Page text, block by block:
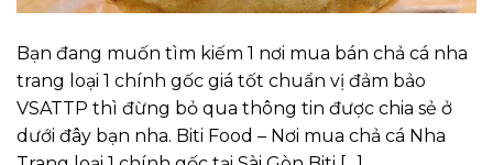
Bạn đang muốn tìm kiếm 1 nơi mua bán chả cá nha
trang loại 1 chính gốc giá tốt chuẩn vị đảm bảo
VSATTP thì đừng bỏ qua thông tin được chia sẻ ở
dưới đây bạn nha. Biti Food – Nơi mua chả cá Nha